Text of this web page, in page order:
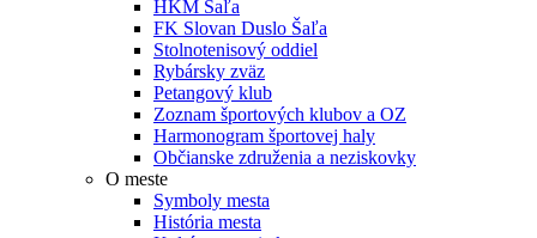
HKM Šaľa
FK Slovan Duslo Šaľa
Stolnotenisový oddiel
Rybársky zväz
Petangový klub
Zoznam športových klubov a OZ
Harmonogram športovej haly
Občianske združenia a neziskovky
O meste
Symboly mesta
História mesta